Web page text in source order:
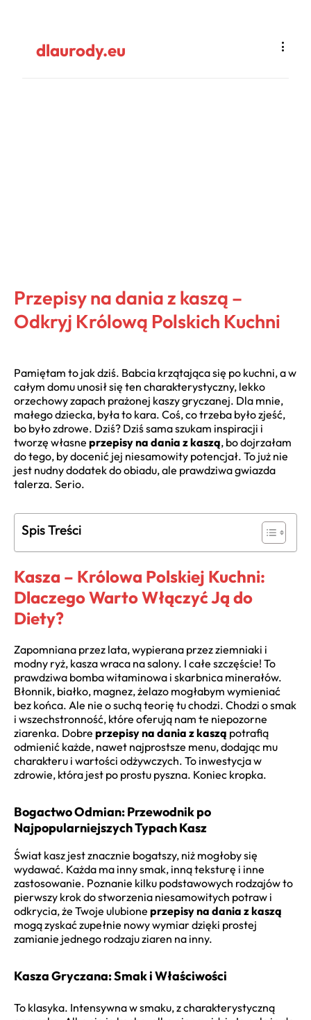
dlaurody.eu
Przepisy na dania z kaszą –
Odkryj Królową Polskich Kuchni
Pamiętam to jak dziś. Babcia krzątająca się po kuchni, a w
całym domu unosił się ten charakterystyczny, lekko
orzechowy zapach prażonej kaszy gryczanej. Dla mnie,
małego dziecka, była to kara. Coś, co trzeba było zjeść,
bo było zdrowe. Dziś? Dziś sama szukam inspiracji i
tworzę własne przepisy na dania z kaszą, bo dojrzałam
do tego, by docenić jej niesamowity potencjał. To już nie
jest nudny dodatek do obiadu, ale prawdziwa gwiazda
talerza. Serio.
Spis Treści
Kasza – Królowa Polskiej Kuchni:
Dlaczego Warto Włączyć Ją do
Diety?
Zapomniana przez lata, wypierana przez ziemniaki i
modny ryż, kasza wraca na salony. I całe szczęście! To
prawdziwa bomba witaminowa i skarbnica minerałów.
Błonnik, białko, magnez, żelazo mogłabym wymieniać
bez końca. Ale nie o suchą teorię tu chodzi. Chodzi o smak
i wszechstronność, które oferują nam te niepozorne
ziarenka. Dobre przepisy na dania z kaszą potrafią
odmienić każde, nawet najprostsze menu, dodając mu
charakteru i wartości odżywczych. To inwestycja w
zdrowie, która jest po prostu pyszna. Koniec kropka.
Bogactwo Odmian: Przewodnik po
Najpopularniejszych Typach Kasz
Świat kasz jest znacznie bogatszy, niż mogłoby się
wydawać. Każda ma inny smak, inną teksturę i inne
zastosowanie. Poznanie kilku podstawowych rodzajów to
pierwszy krok do stworzenia niesamowitych potraw i
odkrycia, że Twoje ulubione przepisy na dania z kaszą
mogą zyskać zupełnie nowy wymiar dzięki prostej
zamianie jednego rodzaju ziaren na inny.
Kasza Gryczana: Smak i Właściwości
To klasyka. Intensywna w smaku, z charakterystyczną